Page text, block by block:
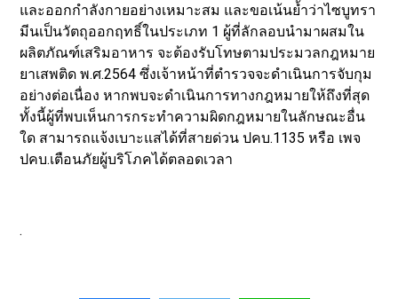
และออกกำลังกายอย่างเหมาะสม และขอเน้นย้ำว่าไซบูทรา
มีนเป็นวัตถุออกฤทธิ์ในประเภท 1 ผู้ที่ลักลอบนำมาผสมใน
ผลิตภัณฑ์เสริมอาหาร จะต้องรับโทษตามประมวลกฎหมาย
ยาเสพติด พ.ศ.2564 ซึ่งเจ้าหน้าที่ตำรวจจะดำเนินการจับกุม
อย่างต่อเนื่อง หากพบจะดำเนินการทางกฎหมายให้ถึงที่สุด
ทั้งนี้ผู้ที่พบเห็นการกระทำความผิดกฎหมายในลักษณะอื่น
ใด สามารถแจ้งเบาะแสได้ที่สายด่วน ปคบ.1135 หรือ เพจ
ปคบ.เตือนภัยผู้บริโภคได้ตลอดเวลา
.